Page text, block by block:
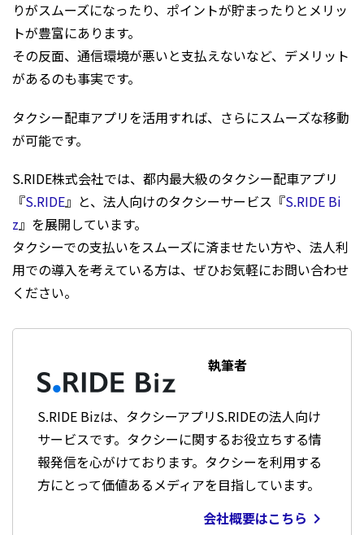
りがスムーズになったり、ポイントが貯まったりとメリッ
トが豊富にあります。
その反面、通信環境が悪いと支払えないなど、デメリット
があるのも事実です。
タクシー配車アプリを活用すれば、さらにスムーズな移動
が可能です。
S.RIDE株式会社では、都内最大級のタクシー配車アプリ
『S.RIDE』と、法人向けのタクシーサービス『S.RIDE Bi
z』を展開しています。
タクシーでの支払いをスムーズに済ませたい方や、法人利
用での導入を考えている方は、ぜひお気軽にお問い合わせ
ください。
執筆者
S.RIDE Bizは、タクシーアプリS.RIDEの法人向け
サービスです。タクシーに関するお役立ちする情
報発信を心がけております。タクシーを利用する
方にとって価値あるメディアを目指しています。
会社概要はこちら 